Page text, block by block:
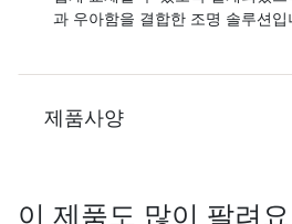
과 우아함을 결합한 조명 솔루션입
제품사양
이 제품도 많이 팔려요